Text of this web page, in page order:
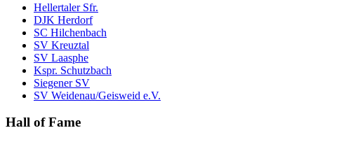
Hellertaler Sfr.
DJK Herdorf
SC Hilchenbach
SV Kreuztal
SV Laasphe
Kspr. Schutzbach
Siegener SV
SV Weidenau/Geisweid e.V.
Hall of Fame